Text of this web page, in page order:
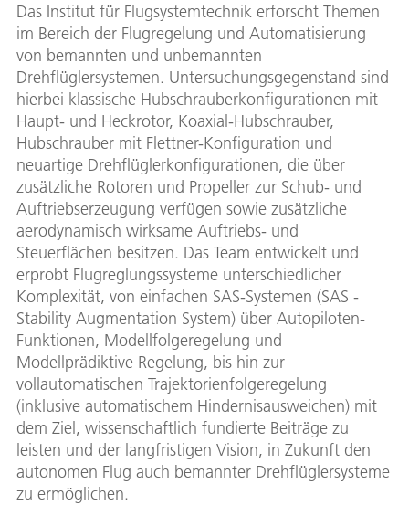
Das Institut für Flugsystemtechnik erforscht Themen
im Bereich der Flugregelung und Automatisierung
von bemannten und unbemannten
Drehflüglersystemen. Untersuchungsgegenstand sind
hierbei klassische Hubschrauberkonfigurationen mit
Haupt- und Heckrotor, Koaxial-Hubschrauber,
Hubschrauber mit Flettner-Konfiguration und
neuartige Drehflüglerkonfigurationen, die über
zusätzliche Rotoren und Propeller zur Schub- und
Auftriebserzeugung verfügen sowie zusätzliche
aerodynamisch wirksame Auftriebs- und
Steuerflächen besitzen. Das Team entwickelt und
erprobt Flugreglungssysteme unterschiedlicher
Komplexität, von einfachen SAS-Systemen (SAS -
Stability Augmentation System) über Autopiloten-
Funktionen, Modellfolgeregelung und
Modellprädiktive Regelung, bis hin zur
vollautomatischen Trajektorienfolgeregelung
(inklusive automatischem Hindernisausweichen) mit
dem Ziel, wissenschaftlich fundierte Beiträge zu
leisten und der langfristigen Vision, in Zukunft den
autonomen Flug auch bemannter Drehflüglersysteme
zu ermöglichen.